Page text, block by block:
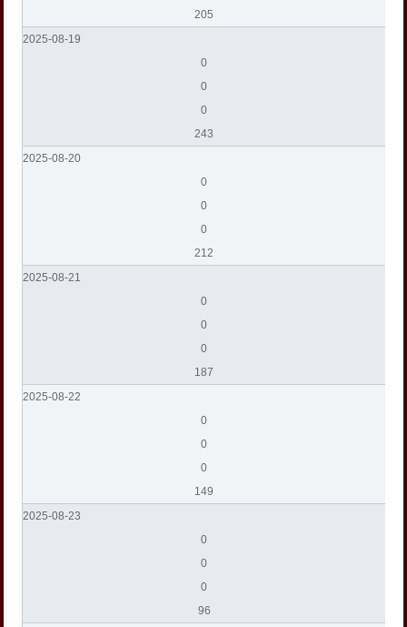
205
2025-08-19
0
0
0
243
2025-08-20
0
0
0
212
2025-08-21
0
0
0
187
2025-08-22
0
0
0
149
2025-08-23
0
0
0
96